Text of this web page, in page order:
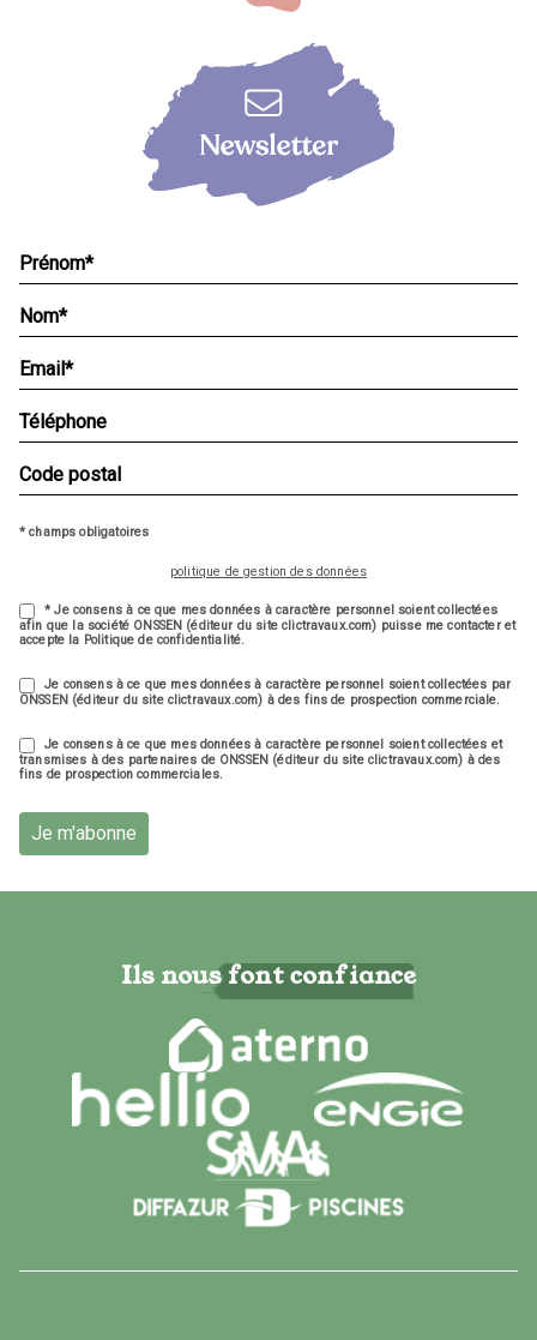
* champs obligatoires
politique de gestion des données
* Je consens à ce que mes données à caractère personnel soient collectées
afin que la société ONSSEN (éditeur du site clictravaux.com) puisse me contacter et
accepte la Politique de confidentialité.
Je consens à ce que mes données à caractère personnel soient collectées par
ONSSEN (éditeur du site clictravaux.com) à des fins de prospection commerciale.
Je consens à ce que mes données à caractère personnel soient collectées et
transmises à des partenaires de ONSSEN (éditeur du site clictravaux.com) à des
fins de prospection commerciales.
Je m'abonne
Ils nous font confiance